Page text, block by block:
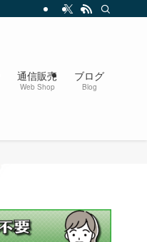
通信販売
Web Shop
ブログ
Blog